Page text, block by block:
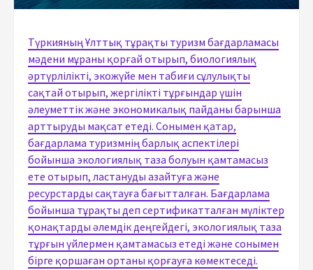
Түркияның Ұлттық тұрақты туризм бағдарламасы
мәдени мұраны қорғай отырып, биологиялық
әртүрлілікті, экожүйе мен табиғи сұлулықты
сақтай отырып, жергілікті тұрғындар үшін
әлеуметтік және экономикалық пайданы барынша
арттыруды мақсат етеді. Сонымен қатар,
бағдарлама туризмнің барлық аспектілері
бойынша экологиялық таза болуын қамтамасыз
ете отырып, ластануды азайтуға және
ресурстарды сақтауға бағытталған. Бағдарлама
бойынша тұрақты деп сертификатталған мүліктер
қонақтарды әлемдік деңгейдегі, экологиялық таза
тұрғын үйлермен қамтамасыз етеді және сонымен
бірге қоршаған ортаны қорғауға көмектеседі.